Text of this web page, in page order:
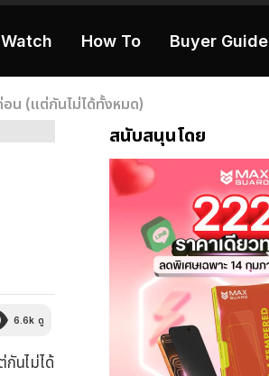
How To Buyer Guide
น (แต่กันไม่ได้ทั้งหมด)
6.6k ดู
นไม่ได้
สนับสนุนโดย